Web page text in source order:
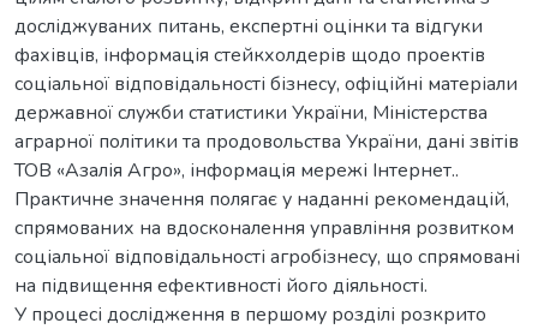
досліджуваних питань, експертні оцінки та відгуки
фахівців, інформація стейкхолдерів щодо проектів
соціальної відповідальності бізнесу, офіційні матеріали
державної служби статистики України, Міністерства
аграрної політики та продовольства України, дані звітів
ТОВ «Азалія Агро», інформація мережі Інтернет..
Практичне значення полягає у наданні рекомендацій,
спрямованих на вдосконалення управління розвитком
соціальної відповідальності агробізнесу, що спрямовані
на підвищення ефективності його діяльності.
У процесі дослідження в першому розділі розкрито